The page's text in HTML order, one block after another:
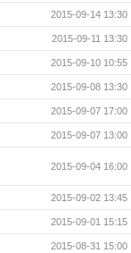
2015-09-14 13:30
2015-09-11 13:30
2015-09-10 10:55
2015-09-08 13:30
2015-09-07 17:00
2015-09-07 13:00
2015-09-04 16:00
2015-09-02 13:45
2015-09-01 15:15
2015-08-31 15:00